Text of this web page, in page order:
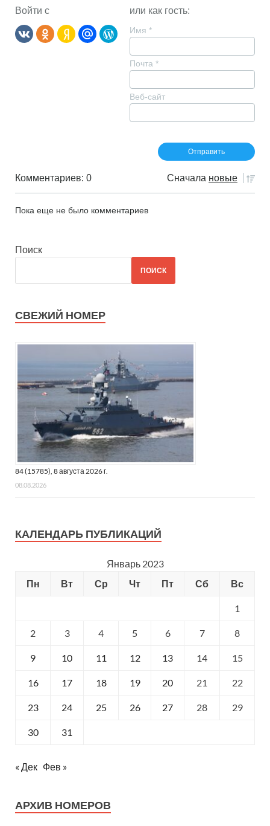
Войти с или как гость:
Имя *
Почта *
Веб-сайт
Комментариев: 0 Сначала новые
Пока еще не было комментариев
Поиск
ПОИСК
СВЕЖИЙ НОМЕР
84 (15785), 8 августа 2026 г.
08.08.2026
КАЛЕНДАРЬ ПУБЛИКАЦИЙ
Январь 2023
Пн
Вт Ср Чт Пт Сб Вс
1
2 3 4 5 6 7 8
9 10 11 12 13 14 15
16 17 18 19 20 21 22
23 24 25 26 27 28 29
30 31
« Дек Фев »
АРХИВ НОМЕРОВ